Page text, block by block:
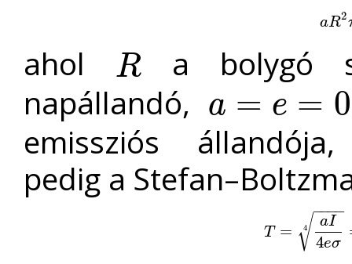
aR2
aR2
ahol R
R
a bolygó
napállandó,
a = e = 0
a= =0,5
emissziós
pedig a
T = aI
4eσ
− −
−−
√
4
T=aI 4e σ4=I 4